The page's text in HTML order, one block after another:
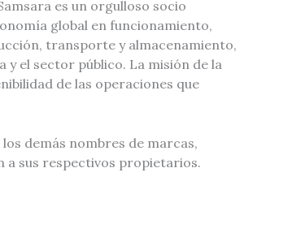
es un orgulloso socio
global en funcionamiento,
transporte y almacenamiento,
el sector público. La misión de la
de las operaciones que
demás nombres de marcas,
a sus respectivos propietarios.